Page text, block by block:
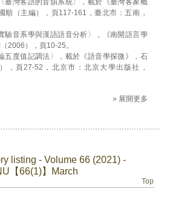
臺灣客語的音韻系統〉，載於《臺灣客家概
順（主編），頁117-161，臺北市：五南，
驗音系學與漢語語音分析〉，《南開語言學
2006），頁10-25。
五度值記調法〉，載於《語音學探微》，石
，頁27-52，北京市：北京大學出版社，
» 展開更多
listing - Volume 66 (2021) -
【66(1)】March
Top